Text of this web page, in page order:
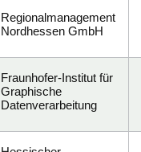
Regionalmanagement
Nordhessen GmbH
Fraunhofer-Institut für
Graphische
Datenverarbeitung